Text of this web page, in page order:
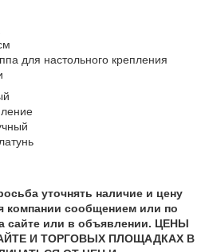
для настольного крепления
уточнять наличие и цену
компании сообщением или по
сайте или в объявлении. ЦЕНЫ
И ТОРГОВЫХ ПЛОЩАДКАХ В